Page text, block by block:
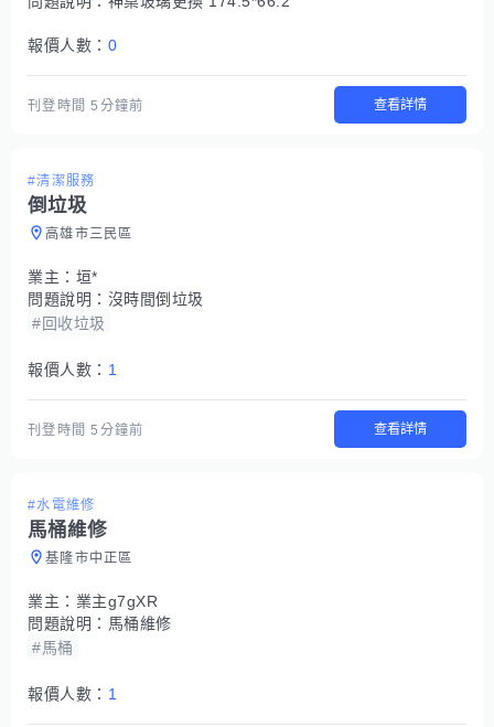
報價人數： 0
刊登時間5分鐘前 查看詳情
#清潔服務
倒垃圾
高雄市三民區
業主： 垣*
問題說明： 沒時間倒垃圾
#回收垃圾
報價人數： 1
刊登時間5分鐘前 查看詳情
#水電維修
馬桶維修
基隆市中正區
業主： 業主g7gXR
問題說明： 馬桶維修
#馬桶
報價人數： 1